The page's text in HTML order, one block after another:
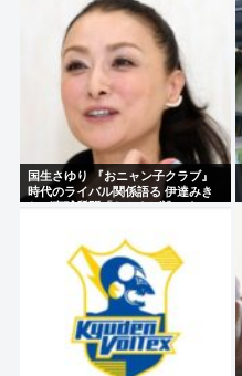
国生さゆり 『おニャン子クラブ』
時代のライバル関係語る 伊達みき
おが直球質問「たとえば誰です？」